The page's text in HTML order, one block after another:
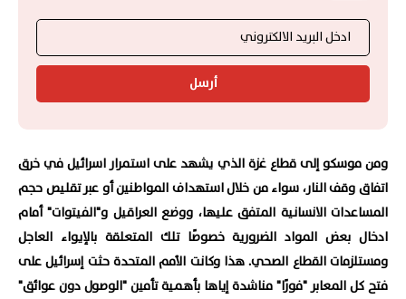
أرسل
ومن موسكو إلى قطاع غزة الذي يشهد على استمرار اسرائيل في خرق
اتفاق وقف النار، سواء من خلال استهداف المواطنين أو عبر تقليص حجم
المساعدات الانسانية المتفق عليها، ووضع العراقيل و"الفيتوات" أمام
ادخال بعض المواد الضرورية خصوصًا تلك المتعلقة بالإيواء العاجل
ومستلزمات القطاع الصحي. هذا وكانت الأمم المتحدة حثت إسرائيل على
فتح كل المعابر "فورًا" مناشدة إياها بأهمية تأمين "الوصول دون عوائق"